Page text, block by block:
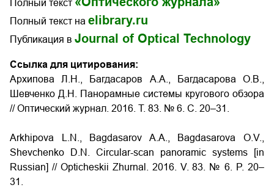
Полный текст
Полный текст на elibrary.ru
Публикация в Journal of Optical Technology
Ссылка для цитирования:
Архипова Л.Н., Багдасаров А.А., Багдасарова О.В.,
Шевченко Д.Н. Панорамные системы кругового обзора
// Оптический журнал. 2016. Т. 83. № 6. С. 20–31.
Arkhipova L.N., Bagdasarov A.A., Bagdasarova O.V.,
Shevchenko D.N. Circular-scan panoramic systems
[in
Russian] // Opticheskii Zhurnal. 2016. V. 83. № 6. P. 20–
31.